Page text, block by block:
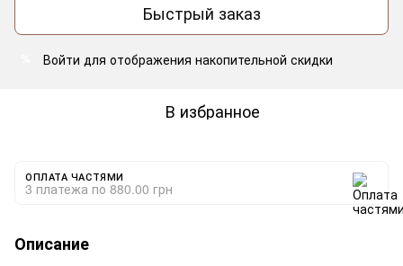
Быстрый заказ
Войти для отображения накопительной скидки
В избранное
ОПЛАТА ЧАСТЯМИ
3 платежа по 880.00 грн
Описание